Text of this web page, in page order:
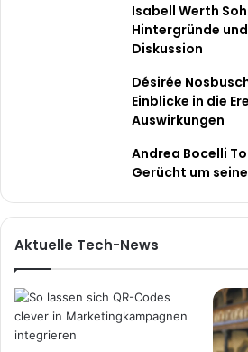
Isabell Werth
Hintergründe
Diskussion
Désirée
Einblicke in die
Auswirkungen
Andrea Bocelli
Gerücht um
Aktuelle Tech-News